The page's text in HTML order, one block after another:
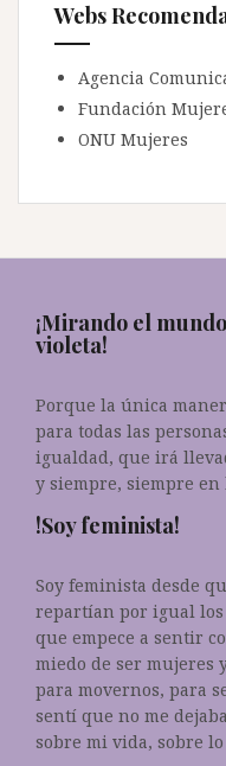
Webs
Agencia
Fundación
ONU Mujeres
¡Mirando el
violeta!
Porque la única
para todas las
igualdad, que irá
y siempre, siempre en
!Soy feminista!
Soy feminista desde
repartían por igual los
que empece a sentir
miedo de ser mujeres
para movernos, para
sentí que no me
sobre mi vida, sobre